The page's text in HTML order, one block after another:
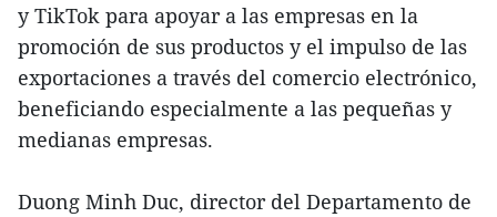
y TikTok para apoyar a las empresas en la
promoción de sus productos y el impulso de las
exportaciones a través del comercio electrónico,
beneficiando especialmente a las pequeñas y
medianas empresas.
Duong Minh Duc, director del Departamento de